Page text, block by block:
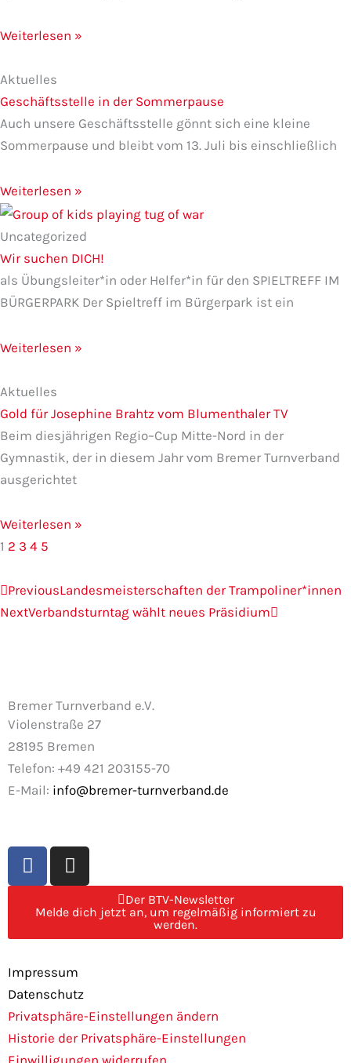
Weiterlesen »
Aktuelles
Geschäftsstelle in der Sommerpause
Auch unsere Geschäftsstelle gönnt sich eine kleine
Sommerpause und bleibt vom 13. Juli bis einschließlich
Weiterlesen »
Uncategorized
Wir suchen DICH!
als Übungsleiter*in oder Helfer*in für den SPIELTREFF IM
BÜRGERPARK Der Spieltreff im Bürgerpark ist ein
Weiterlesen »
Aktuelles
Gold für Josephine Brahtz vom Blumenthaler TV
Beim diesjährigen Regio–Cup Mitte-Nord in der
Gymnastik, der in diesem Jahr vom Bremer Turnverband
ausgerichtet
Weiterlesen »
1 2 3 4 5
Zurück
PreviousLandesmeisterschaften der Trampoliner*innen
NextVerbandsturntag wählt neues Präsidium
Nächster
Bremer Turnverband e.V.
Violenstraße 27
28195 Bremen
Telefon: +49 421 203155-70
E-Mail: info@bremer-turnverband.de
F
a
e
b
o
k
I
n
t
a
r
a
m
Der BTV-Newsletter
Melde dich jetzt an, um regelmäßig informiert zu
werden.
Impressum
Datenschutz
Privatsphäre-Einstellungen ändern
Historie der Privatsphäre-Einstellungen
Einwilligungen widerrufen